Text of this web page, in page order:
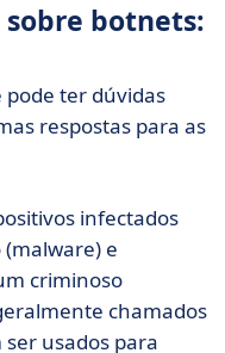
botnets:
ter dúvidas
respostas para as
infectados
e
criminoso
chamados
ser usados para